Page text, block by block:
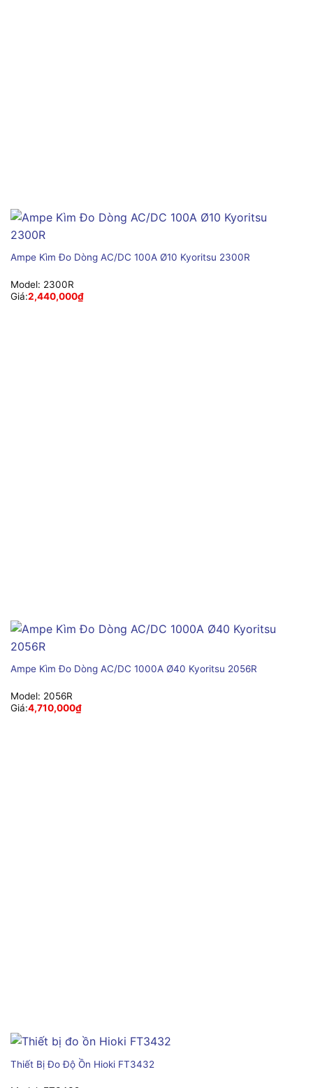
Ampe Kìm Đo Dòng AC/DC 100A Ø10 Kyoritsu 2300R
Model: 2300R
Giá:2,440,000₫
Ampe Kìm Đo Dòng AC/DC 1000A Ø40 Kyoritsu 2056R
Model: 2056R
Giá:4,710,000₫
Thiết Bị Đo Độ Ồn Hioki FT3432